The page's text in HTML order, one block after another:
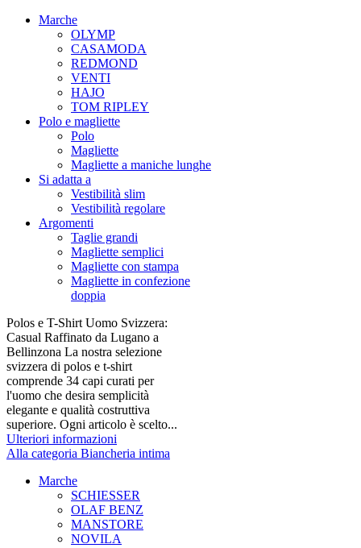
Marche
OLYMP
CASAMODA
REDMOND
VENTI
HAJO
TOM RIPLEY
Polo e magliette
Polo
Magliette
Magliette a maniche lunghe
Si adatta a
Vestibilità slim
Vestibilità regolare
Argomenti
Taglie grandi
Magliette semplici
Magliette con stampa
Magliette in confezione
doppia
Polos e T-Shirt Uomo Svizzera:
Casual Raffinato da Lugano a
Bellinzona La nostra selezione
svizzera di polos e t-shirt
comprende 34 capi curati per
l'uomo che desira semplicità
elegante e qualità costruttiva
superiore. Ogni articolo è scelto...
Ulteriori informazioni
Alla categoria Biancheria intima
Marche
SCHIESSER
OLAF BENZ
MANSTORE
NOVILA